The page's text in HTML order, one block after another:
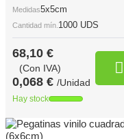
Medidas5x5cm
Cantidad mín. 1000 UDS
68,10 €
(Con IVA)
0,068 € /Unidad
Hay stock